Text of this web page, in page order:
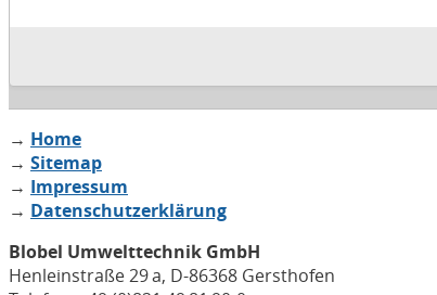
→ Home
→ Sitemap
→ Impressum
→ Datenschutzerklärung
Blobel Umwelttechnik GmbH
Henleinstraße 29 a, D-86368 Gersthofen